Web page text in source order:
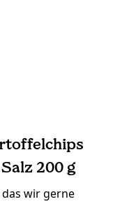
200 g
das wir gerne